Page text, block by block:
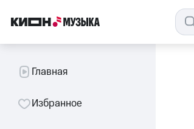
Главная
Избранное